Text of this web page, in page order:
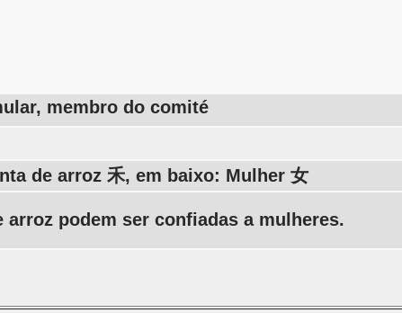
membro do comité
de arroz 禾, em baixo: Mulher 女
arroz podem ser confiadas a mulheres.